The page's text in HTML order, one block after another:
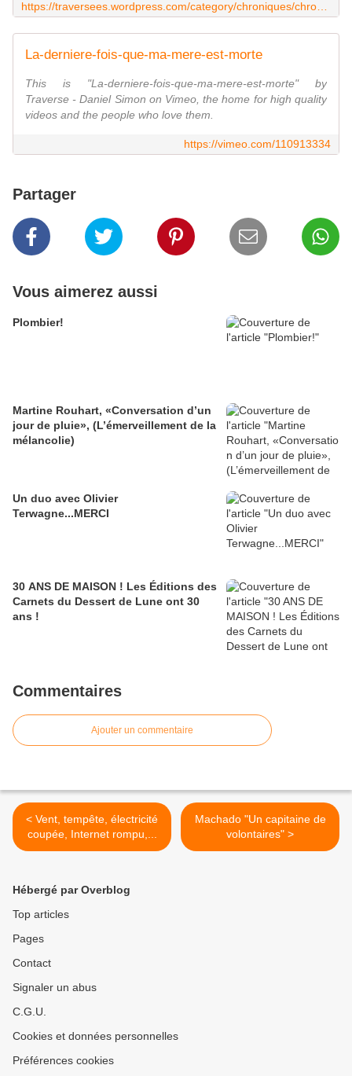
La-derniere-fois-que-ma-mere-est-morte
This is "La-derniere-fois-que-ma-mere-est-morte" by
Traverse - Daniel Simon on Vimeo, the home for high quality
videos and the people who love them.
https://vimeo.com/110913334
Partager
Vous aimerez aussi
Plombier!
Martine Rouhart, «Conversation d’un
jour de pluie», (L’émerveillement de la
mélancolie)
Un duo avec Olivier
Terwagne...MERCI
30 ANS DE MAISON ! Les Éditions des
Carnets du Dessert de Lune ont 30
ans !
Commentaires
Ajouter un commentaire
< Vent, tempête, électricité
coupée, Internet rompu,...
Machado "Un capitaine de
volontaires" >
Hébergé par Overblog
Top articles
Pages
Contact
Signaler un abus
C.G.U.
Cookies et données personnelles
Préférences cookies